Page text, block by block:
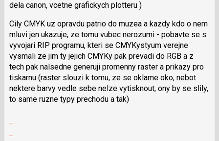
dela canon, vcetne grafickych plotteru )
Cily CMYK uz opravdu patrio do muzea a kazdy kdo o nem
mluvi jen ukazuje, ze tomu vubec nerozumi - pobavte se s
vyvojari RIP programu, kteri se CMYKystyum verejne
vysmali ze jim ty jejich CMYKy pak prevadi do RGB a z
tech pak nalsedne generuji promenny raster a prikazy pro
tiskarnu (raster slouzi k tomu, ze se oklame oko, nebot
nektere barvy vedle sebe nelze vytisknout, ony by se slily,
to same ruzne typy prechodu a tak)